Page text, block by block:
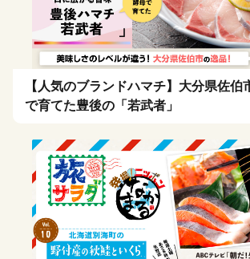
【人気のブランドハマチ】大分県佐伯
で育てた豊後の「若武者」